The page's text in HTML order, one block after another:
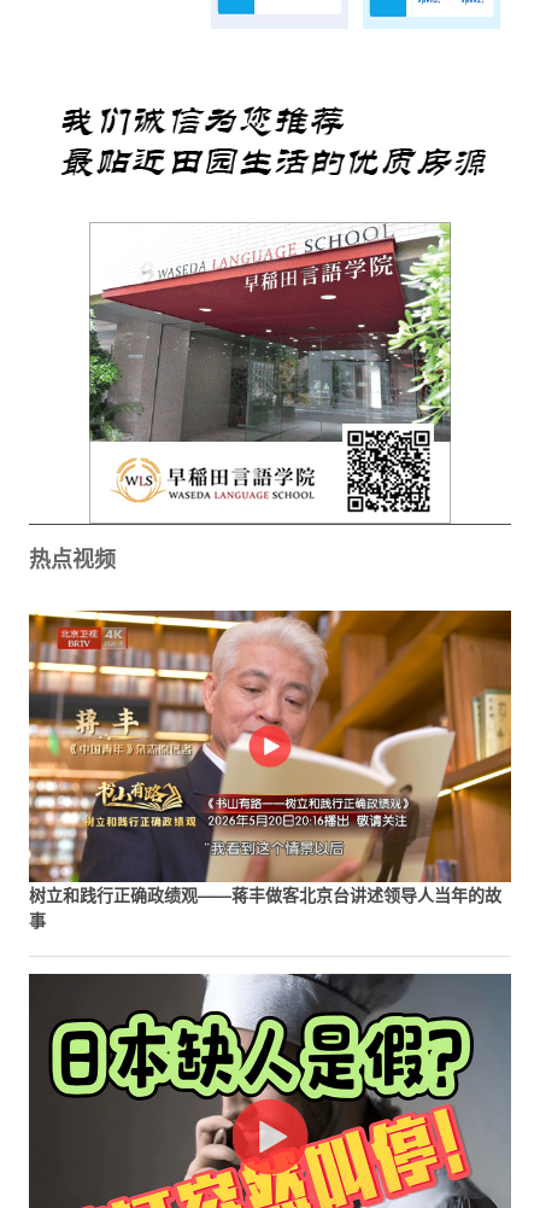
热点视频
树立和践行正确政绩观——蒋丰做客北京台讲述领导人当年的故
事